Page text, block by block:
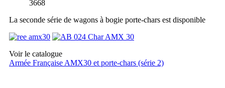
3668
La seconde série de wagons à bogie porte-chars est disponible
Voir le catalogue
Armée Française AMX30 et porte-chars (série 2)